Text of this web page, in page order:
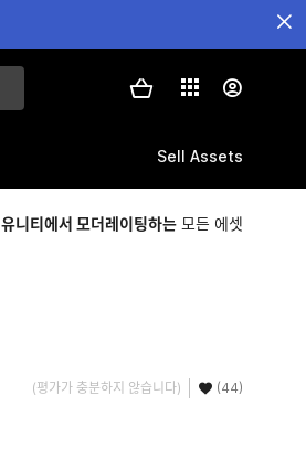
Sell Assets
유니티에서 모더레이팅하는 모든 에셋
(평가가 충분하지 않습니다) (44)